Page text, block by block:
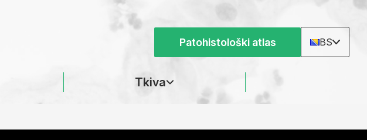
Patohistološki atlas BS
Tkiva